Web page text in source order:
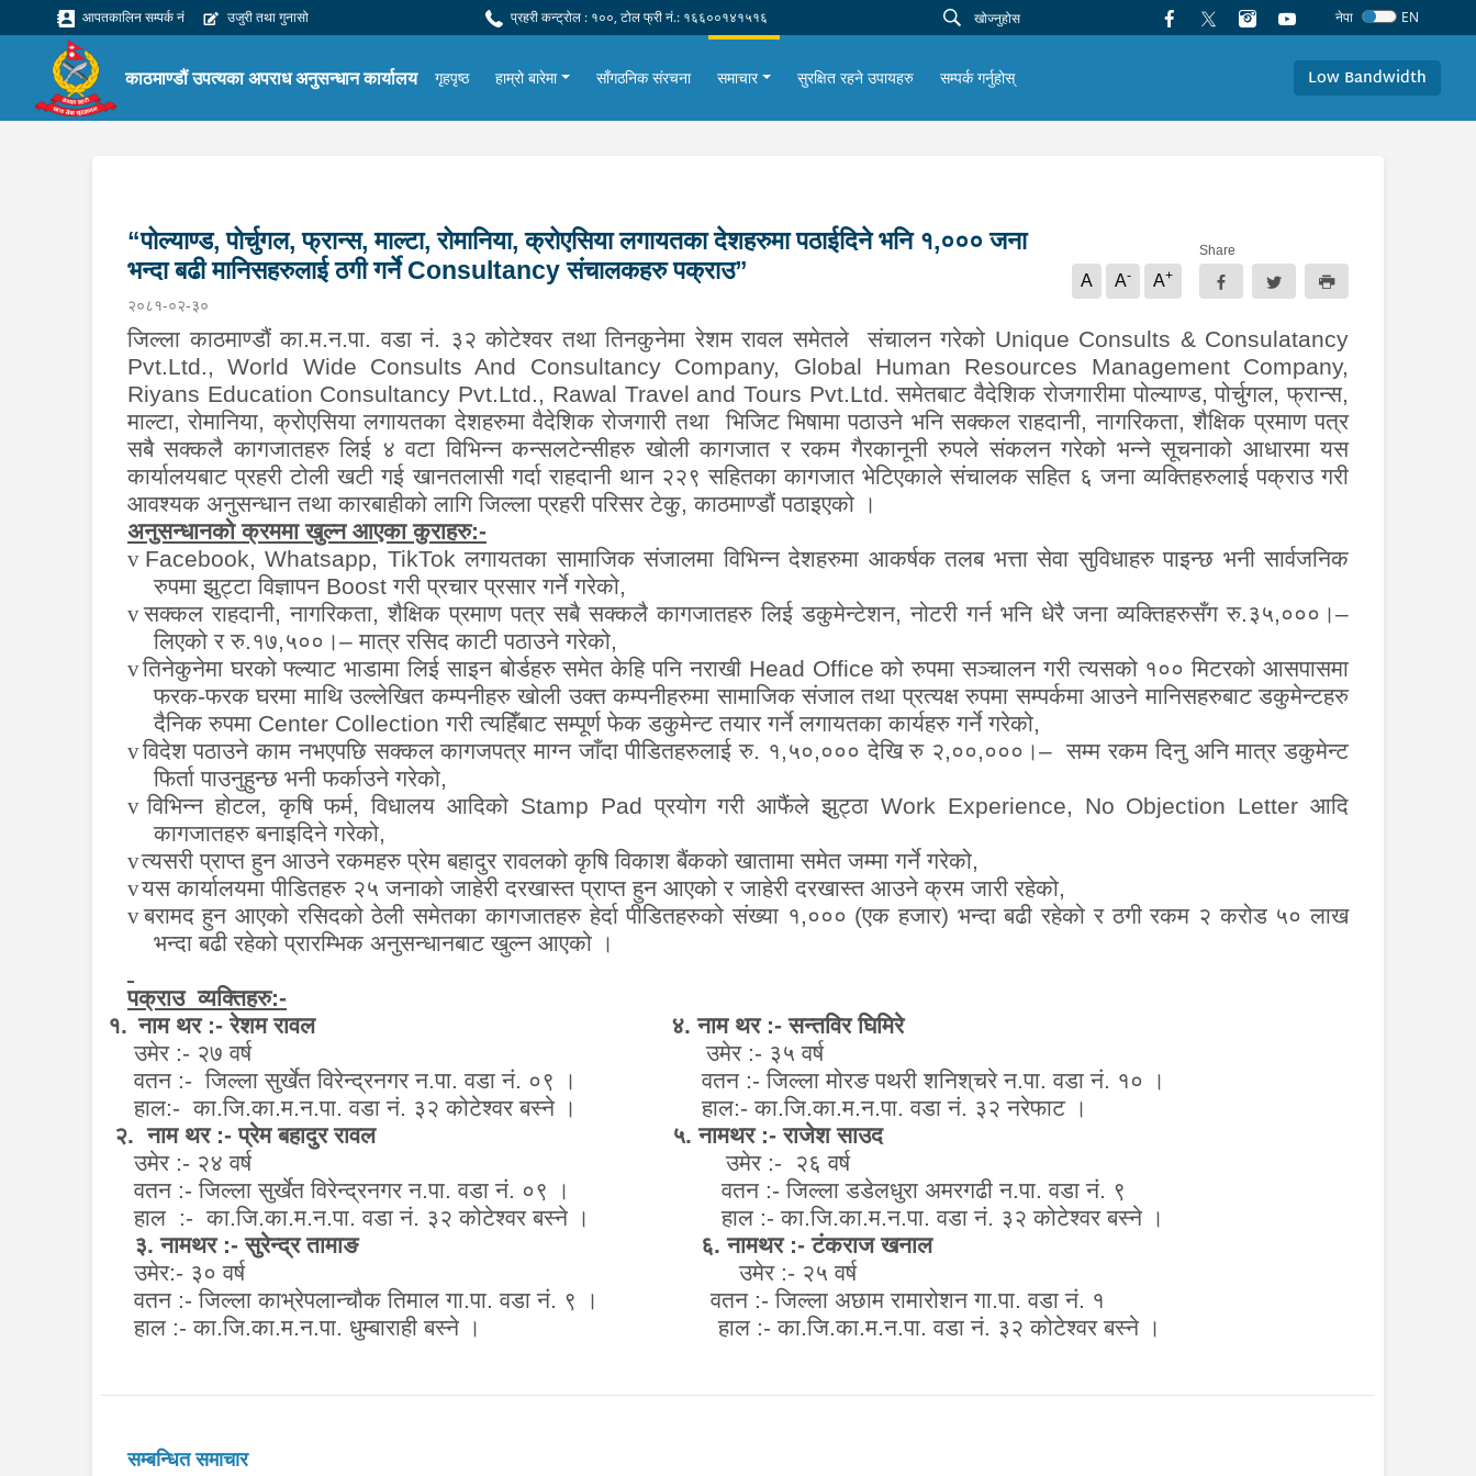
आपतकालिन सम्पर्क नं उजुरी तथा गुनासो प्रहरी कन्ट्रोल : १००, टोल फ्री नं.: १६६००१४१५१६ नेपा EN
काठमाण्डौं उपत्यका अपराध अनुसन्धान कार्यालय गृहपृष्ठ हाम्रो बारेमा साँगठनिक संरचना समाचार सुरक्षित रहने उपायहरु सम्पर्क गर्नुहोस् Low Bandwidth
“पोल्याण्ड, पोर्चुगल, फ्रान्स, माल्टा, रोमानिया, क्रोएसिया लगायतका देशहरुमा पठाईदिने भनि १,००० जना
भन्दा बढी मानिसहरुलाई ठगी गर्ने Consultancy संचालकहरु पक्राउ”
२०८१-०२-३०
A A- A+
Share
जिल्ला काठमाण्डौं का.म.न.पा. वडा नं. ३२ कोटेश्वर तथा तिनकुनेमा रेशम रावल समेतले संचालन गरेको Unique Consults & Consulatancy
Pvt.Ltd., World Wide Consults And Consultancy Company,
Global Human Resources Management Company,
Riyans Education Consultancy Pvt.Ltd., Rawal Travel and Tours Pvt.Ltd. समेतबाट वैदेशिक रोजगारीमा पोल्याण्ड,पोर्चुगल,फ्रान्स,
माल्टा,रोमानिया,क्रोएसिया लगायतका देशहरुमा वैदेशिक रोजगारी तथा भिजिट भिषामा पठाउने भनि सक्कल राहदानी,नागरिकता,शैक्षिक प्रमाण पत्र
सबै सक्कलै कागजातहरु लिई ४ वटा विभिन्न कन्सलटेन्सीहरु खोली कागजात र रकम गैरकानूनी रुपले संकलन गरेको भन्ने सूचनाको आधारमा यस
कार्यालयबाट प्रहरी टोली खटी गई खानतलासी गर्दा राहदानी थान २२९ सहितका कागजात भेटिएकाले संचालक सहित ६ जना व्यक्तिहरुलाई पक्राउ गरी
आवश्यक अनुसन्धान तथा कारबाहीको लागि जिल्ला प्रहरी परिसर टेकु, काठमाण्डौं पठाइएको ।
अनुसन्धानको क्रममा खुल्न आएका कुराहरु:-
v Facebook, Whatsapp, TikTokलगायतका सामाजिक संजालमा विभिन्न देशहरुमा आकर्षक तलब भत्ता सेवा सुविधाहरु पाइन्छ भनी सार्वजनिक
रुपमा झुट्टा विज्ञापन Boostगरी प्रचार प्रसार गर्ने गरेको,
vसक्कल राहदानी, नागरिकता,शैक्षिक प्रमाण पत्र सबै सक्कलै कागजातहरु लिई डकुमेन्टेशन, नोटरी गर्न भनि धेरै जना व्यक्तिहरुसँग रु.३५,०००।–
लिएको र रु.१७,५००।–मात्र रसिद काटी पठाउने गरेको,
vतिनेकुनेमा घरको फ्ल्याट भाडामा लिई साइन बोर्डहरु समेत केहि पनि नराखी Head Officeको रुपमा सञ्चालन गरी त्यसको १०० मिटरको आसपासमा
फरक-फरक घरमा ‍माथि उल्लेखित कम्पनीहरु खोली उक्त कम्पनीहरुमा सामाजिक संजाल तथा प्रत्यक्ष रुपमा सम्पर्कमा आउने मानिसहरुबाट डकुमेन्टहरु
दैनिक रुपमा Center Collectionगरी त्यहिँबाट सम्पूर्ण फेक डकुमेन्ट तयार गर्ने लगायतका कार्यहरु गर्ने गरेको,
vविदेश पठाउने काम नभएपछि सक्कल कागजपत्र माग्न जाँदा पीडितहरुलाई रु. १,५०,००० देखि रु २,००,०००।– सम्म रकम दिनु अनि मात्र डकुमेन्ट
फिर्ता पाउनुहुन्छ भनी फर्काउने गरेको,
v विभिन्न होटल,कृषि फर्म,विधालय आदिको Stamp Padप्रयोग गरी आफैंले झुट्ठा Work Experience, No Objection Letterआदि
कागजातहरु बनाइदिने गरेको,
vत्यसरी प्राप्त हुन आउने रकमहरु प्रेम बहादुर रावलको कृषि विकाश बैंकको खातामा समेत जम्मा गर्ने गरेको,
vयस कार्यालयमा पीडितहरु २५ जनाको जाहेरी दरखास्त प्राप्त हुन आएको र जाहेरी दरखास्त आउने क्रम जारी रहेको,
vबरामद हुन आएको रसिदको ठेली समेतका कागजातहरु हेर्दा पीडितहरुको संख्या १,००० (एक हजार) भन्दा बढी रहेको र ठगी रकम २ करोड ५० लाख
भन्दा बढी रहेको प्रारम्भिक अनुसन्धानबाट खुल्न आएको ।
पक्राउ व्यक्तिहरु:-
१. नाम थर :- रेशम रावल ४. नाम थर :- सन्तविर घिमिरे
उमेर :- २७ वर्ष उमेर :- ३५ वर्ष
वतन :- जिल्ला सुर्खेत विरेन्द्रनगर न.पा. वडा नं. ०९ । वतन :-जिल्ला मोरङ पथरी शनिश्चरे न.पा. वडा नं. १० ।
हाल:- का.जि.का.म.न.पा. वडा नं. ३२ कोटेश्वर बस्ने । हाल:-का.जि.का.म.न.पा. वडा नं. ३२ नरेफाट ।
२. नाम थर :- प्रेम बहादुर रावल ५. नामथर :- राजेश साउद
उमेर :- २४ वर्ष उमेर :- २६ वर्ष
वतन :- जिल्ला सुर्खेत विरेन्द्रनगर न.पा. वडा नं. ०९ । वतन :-जिल्ला डडेलधुरा अमरगढी न.पा. वडा नं. ९
हाल :- का.जि.का.म.न.पा. वडा नं. ३२ कोटेश्वर बस्ने । हाल :-का.जि.का.म.न.पा. वडा नं. ३२ कोटेश्वरबस्ने ।
३. नामथर :- सुरेन्द्र तामाङ
६. नामथर :- टंकराज खनाल
उमेर:- ३० वर्ष उमेर :- २५ वर्ष
वतन :-जिल्ला काभ्रेपलान्चौक तिमाल गा.पा. वडा नं. ९ । वतन :-जिल्ला अछाम रामारोशन गा.पा. वडा नं. १
हाल :-का.जि.का.म.न.पा. धुम्बाराही बस्ने । हाल :-का.जि.का.म.न.पा. वडा नं. ३२ कोटेश्वरबस्ने ।
सम्बन्धित समाचार